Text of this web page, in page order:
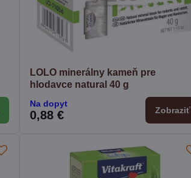
LOLO minerálny kameň pre
hlodavce natural 40 g
Na dopyt
0,88 € Zobraziť